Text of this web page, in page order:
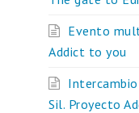
Evento
Addict to you
Sil. Proyecto